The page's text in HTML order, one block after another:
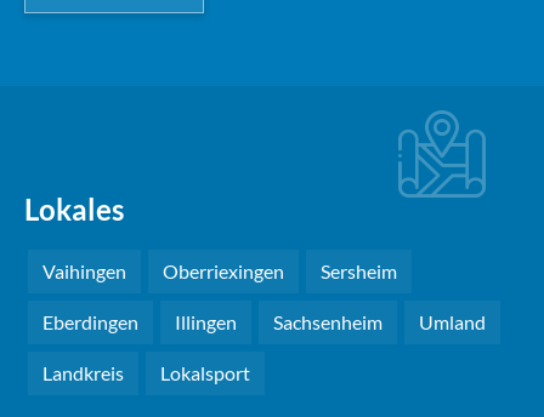
Lokales
Vaihingen Oberriexingen Sersheim
Eberdingen Illingen Sachsenheim Umland
Landkreis Lokalsport